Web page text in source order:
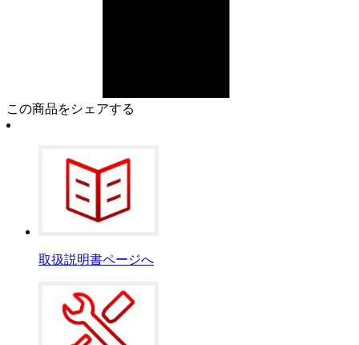
この商品をシェアする
取扱説明書ページへ